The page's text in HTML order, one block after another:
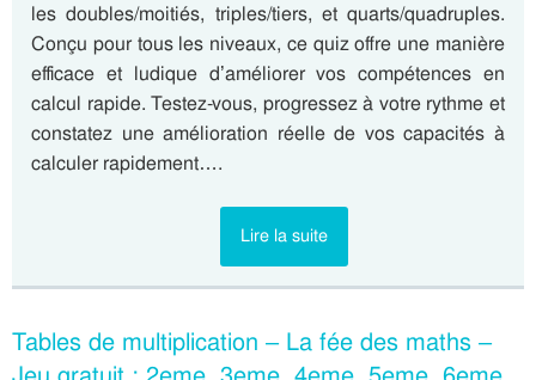
les doubles/moitiés, triples/tiers, et quarts/quadruples.
Conçu pour tous les niveaux, ce quiz offre une manière
efficace et ludique d’améliorer vos compétences en
calcul rapide. Testez-vous, progressez à votre rythme et
constatez une amélioration réelle de vos capacités à
calculer rapidement….
Lire la suite
Tables de multiplication – La fée des maths –